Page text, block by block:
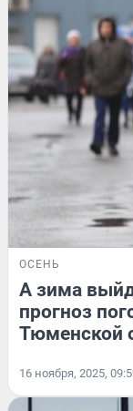
ОСЕНЬ
А зима
прогноз
Тюменской
16 ноября, 2025,